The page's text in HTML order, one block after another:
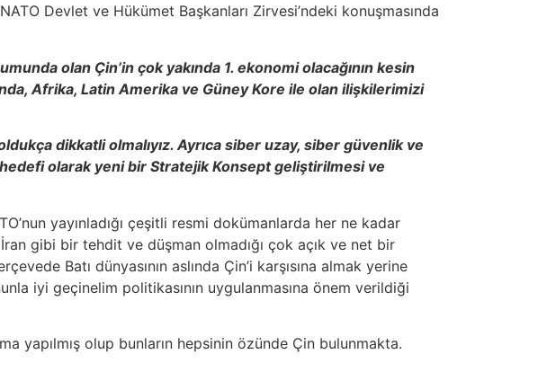
Devlet ve Hükümet Başkanları Zirvesi’ndeki konuşmasında
olan Çin’in çok yakında 1. ekonomi olacağının kesin
Afrika, Latin Amerika ve Güney Kore ile olan ilişkilerimizi
dikkatli olmalıyız. Ayrıca siber uzay, siber güvenlik ve
olarak yeni bir Stratejik Konsept geliştirilmesi ve
yayınladığı çeşitli resmi dokümanlarda her ne kadar
İran gibi bir tehdit ve düşman olmadığı çok açık ve net bir
Batı dünyasının aslında Çin’i karşısına almak yerine
iyi geçinelim politikasının uygulanmasına önem verildiği
yapılmış olup bunların hepsinin özünde Çin bulunmakta.